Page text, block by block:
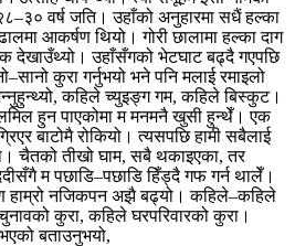
वर्ष जति। उहाँको अनुहारमा सधैं हल्का
आकर्षण थियो। गोरी छालामा हल्का दाग
देखाउँथ्यो। उहाँसँगको भेटघाट बढ्दै गएपछि
कुरा गर्नुभयो भने पनि मलाई रमाइलो
कहिले च्युइङ्ग गम, कहिले बिस्कुट।
हुन पाएकोमा म मनमनै खुसी हुन्थेँ। एक
बाटोमै रोकियो। त्यसपछि हामी सबैलाई
चैतको तीखो घाम, सबै थकाइएका, तर
म पछाडि–पछाडि हिँड्दै गफ गर्न थालेँ।
हाम्रो नजिकपन अझै बढ्यो। कहिले–कहिले
कुरा, कहिले घरपरिवारको कुरा।
बताउनुभयो,